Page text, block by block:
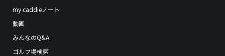
my caddieノート
動画
みんなのQ&A
ゴルフ場検索